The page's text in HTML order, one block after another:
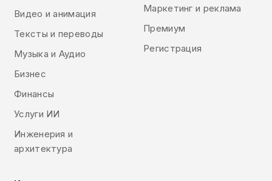
Видео и анимация
Тексты и переводы
Музыка и Аудио
Бизнес
Финансы
Услуги ИИ
Инженерия и
архитектура
Маркетинг и реклама
Премиум
Регистрация